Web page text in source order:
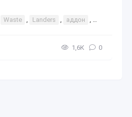
Waste , Landers , аддон , мод
1,6К 0